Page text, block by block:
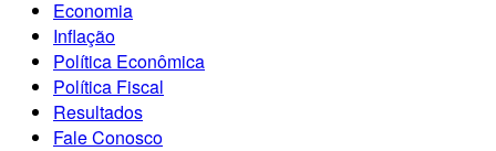
Economia
Inflação
Política Econômica
Política Fiscal
Resultados
Fale Conosco